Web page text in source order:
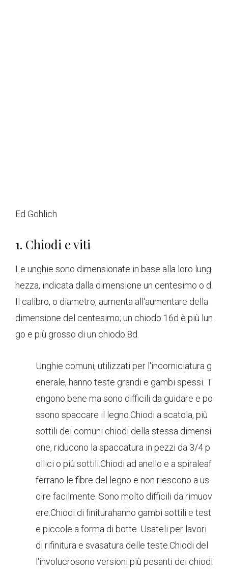
Ed Gohlich
1. Chiodi e viti
Le unghie sono dimensionate in base alla loro lung
hezza, indicata dalla dimensione un centesimo o d.
Il calibro, o diametro, aumenta all'aumentare della
dimensione del centesimo; un chiodo 16d è più lun
go e più grosso di un chiodo 8d.
Unghie comuni, utilizzati per l'incorniciatura g
enerale, hanno teste grandi e gambi spessi. T
engono bene ma sono difficili da guidare e po
ssono spaccare il legno.Chiodi a scatola, più
sottili dei comuni chiodi della stessa dimensi
one, riducono la spaccatura in pezzi da 3/4 p
ollici o più sottili.Chiodi ad anello e a spiraleaf
ferrano le fibre del legno e non riescono a us
cire facilmente. Sono molto difficili da rimuov
ere.Chiodi di finiturahanno gambi sottili e test
e piccole a forma di botte. Usateli per lavori
di rifinitura e svasatura delle teste.Chiodi del
l'involucrosono versioni più pesanti dei chiodi